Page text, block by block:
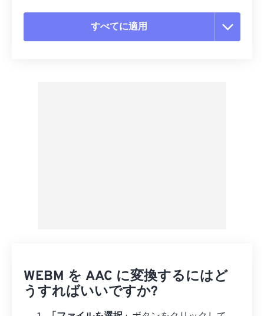
すべてに適用
WEBM を AAC に変換するにはど
うすればいいですか?